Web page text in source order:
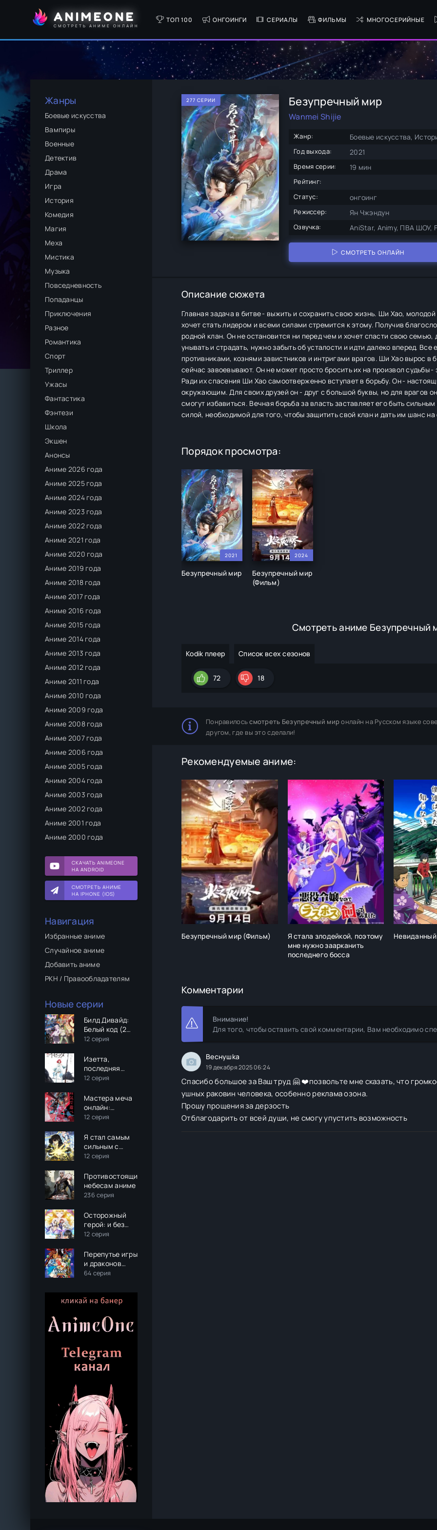
ANIMEONE
СМОТРЕТЬ АНИМЕ ОНЛАЙН
ТОП 100 ОНГОИНГИ СЕРИАЛЫ ФИЛЬМЫ МНОГОСЕРИЙНЫЕ
Жанры
Боевые искусства
Вампиры
Военные
Детектив
Драма
Игра
История
Комедия
Магия
Меха
Мистика
Музыка
Повседневность
Попаданцы
Приключения
Разное
Романтика
Спорт
Триллер
Ужасы
Фантастика
Фэнтези
Школа
Экшен
Анонсы
Аниме 2026 года
Аниме 2025 года
Аниме 2024 года
Аниме 2023 года
Аниме 2022 года
Аниме 2021 года
Аниме 2020 года
Аниме 2019 года
Аниме 2018 года
Аниме 2017 года
Аниме 2016 года
Аниме 2015 года
Аниме 2014 года
Аниме 2013 года
Аниме 2012 года
Аниме 2011 года
Аниме 2010 года
Аниме 2009 года
Аниме 2008 года
Аниме 2007 года
Аниме 2006 года
Аниме 2005 года
Аниме 2004 года
Аниме 2003 года
Аниме 2002 года
Аниме 2001 года
Аниме 2000 года
СКАЧАТЬ ANIMEONE
НА ANDROID
СМОТРЕТЬ АНИМЕ
НА IPHONE (IOS)
Навигация
Избранные аниме
Случайное аниме
Добавить аниме
РКН / Правообладателям
Новые серии
Билд Дивайд:
Белый код (2
сезон)
12 серия
Изетта,
последняя
ведьма
12 серия
Мастера меча
онлайн:
Альтернативная
пуля 2
12 серия
Я стал самым
сильным с
провальным
«ненормальное
состояние», я
разрушу всё
12 серия
Противостоящий
небесам аниме
236 серия
Осторожный
герой: и без
того
слишком
осторожен!
12 серия
Перепутье игры
и драконов
аниме
64 серия
277 СЕРИИ Безупречный мир
Wanmei Shijie
Жанр: Боевые искусства,
Год выхода: 2021
Время серии: 19 мин
Рейтинг:
Статус:
онгоинг
Режиссер: Ян Чжэндун
Озвучка: AniStar, Animy, ПВА ШОУ,
СМОТРЕТЬ ОНЛАЙН
Описание сюжета
Главная задача в битве - выжить и сохранить свою жизнь. Ши Хао,
хочет стать лидером и всеми силами стремится к этому. Получив
родной клан. Он не остановится ни перед чем и хочет спасти свою
унывать и страдать, нужно забыть об усталости и идти далеко вперед.
противниками, кознями завистников и интригами врагов. Ши Хао вырос в
сейчас завоевывают. Он не может просто бросить их на произвол судьбы
Ради их спасения Ши Хао самоотверженно вступает в борьбу. Он -
окружающим. Для своих друзей он - друг с большой буквы, но для врагов
смогут избавиться. Вечная борьба за власть заставляет его быть
силой, необходимой для того, чтобы защитить свой клан и дать им шанс
Порядок просмотра:
2021
Безупречный мир
2024
Безупречный мир
(Фильм)
Смотреть аниме Безупречный
Kodik плеер Список всех сезонов
72 18
Понравилосьсмотреть Безупречный миронлайн на Русском языке
другом, где вы это сделали!
Рекомендуемые аниме:
Безупречный мир (Фильм)
Я стала злодейкой, поэтому
мне нужно заарканить
последнего босса
Невиданный
Комментарии
Внимание!
Для того, чтобы оставить свой комментарии, Вам необходимо
Becнyшka
19 декабря 2025 06:24
Спасибо большое за Ваш труд 🤗 ❤️позвольте мне сказать, что
ушных раковин человека, особенно реклама озона.
Прошу прощения за дерзость
Отблагодарить от всей души, не смогу упустить возможность